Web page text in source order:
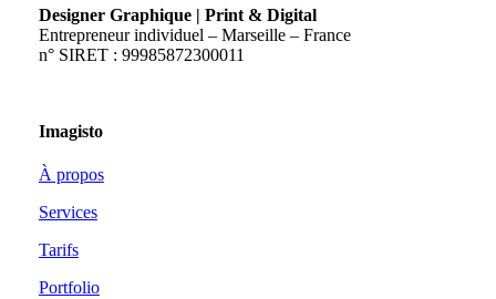
Designer Graphique | Print & Digital
Entrepreneur individuel – Marseille – France
n° SIRET : 99985872300011
Imagisto
À propos
Services
Tarifs
Portfolio